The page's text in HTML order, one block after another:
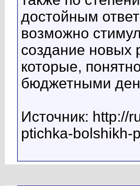
достойным
возможно
создание новых
которые,
бюджетными
Источник: http://
ptichka-bolshikh-